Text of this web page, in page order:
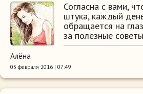
Согласна с вами,
штука, каждый
обращается на
за полезные
Алёна
03 февраля 2016 | 07:49